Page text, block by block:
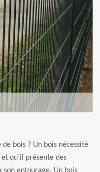
bois ? Un bois nécessité
qu’il présente des
entourage. Un bois